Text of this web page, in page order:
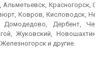
Красногорск,
Ковров, Кисловодск,
Дербент,
Жуковский,
и другие.